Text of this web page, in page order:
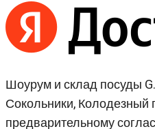
Шоурум и склад посуды
Сокольники, Колодезный
предварительному